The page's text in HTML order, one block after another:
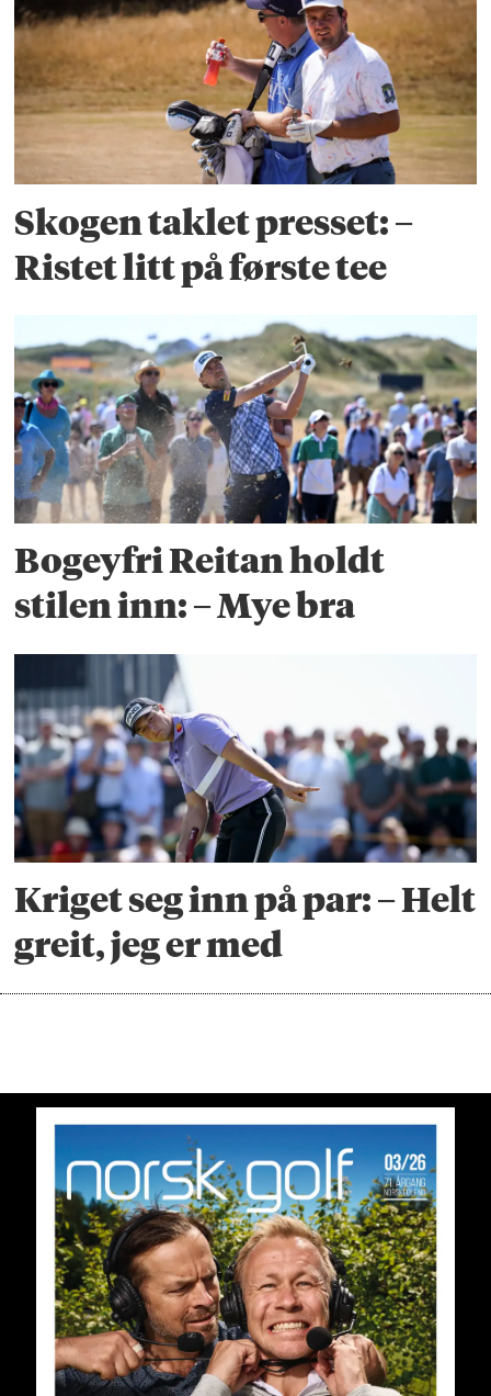
Skogen taklet presset: –
Ristet litt på første tee
Bogeyfri Reitan holdt
stilen inn: – Mye bra
Kriget seg inn på par: – Helt
greit, jeg er med